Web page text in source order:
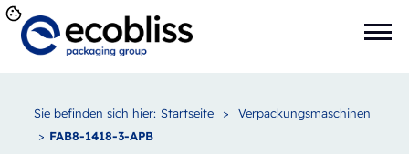
Sie befinden sich hier: Startseite >
Verpackungsmaschinen
> FAB8-1418-3-APB